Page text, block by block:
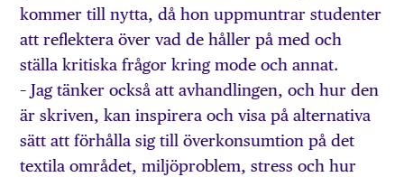
kommer till nytta, då hon uppmuntrar studenter
att reflektera över vad de håller på med och
ställa kritiska frågor kring mode och annat.
– Jag tänker också att avhandlingen, och hur den
är skriven, kan inspirera och visa på alternativa
sätt att förhålla sig till överkonsumtion på det
textila området, miljöproblem, stress och hur